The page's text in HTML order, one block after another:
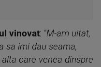
vinovat: "M-am uitat,
sa imi dau seama,
care venea dinspre